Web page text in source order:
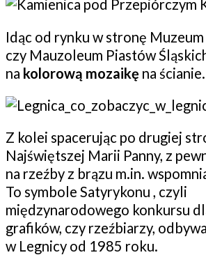
Idąc od rynku w stronę
czy Mauzoleum Piastów
na kolorową mozaikę na ścianie.
Z kolei spacerując po drugiej
Najświętszej Marii Panny, z
na rzeźby z brązu m.in.
To symbole Satyrykonu , czyli
międzynarodowego konkursu
grafików, czy rzeźbiarzy,
w Legnicy od 1985 roku.